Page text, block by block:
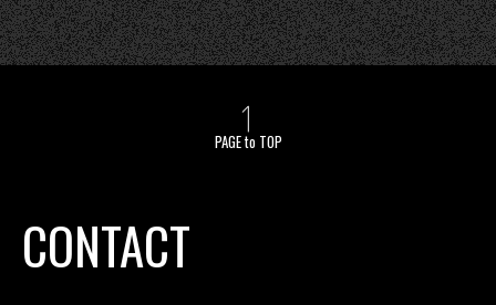
PAGE to TOP
CONTACT